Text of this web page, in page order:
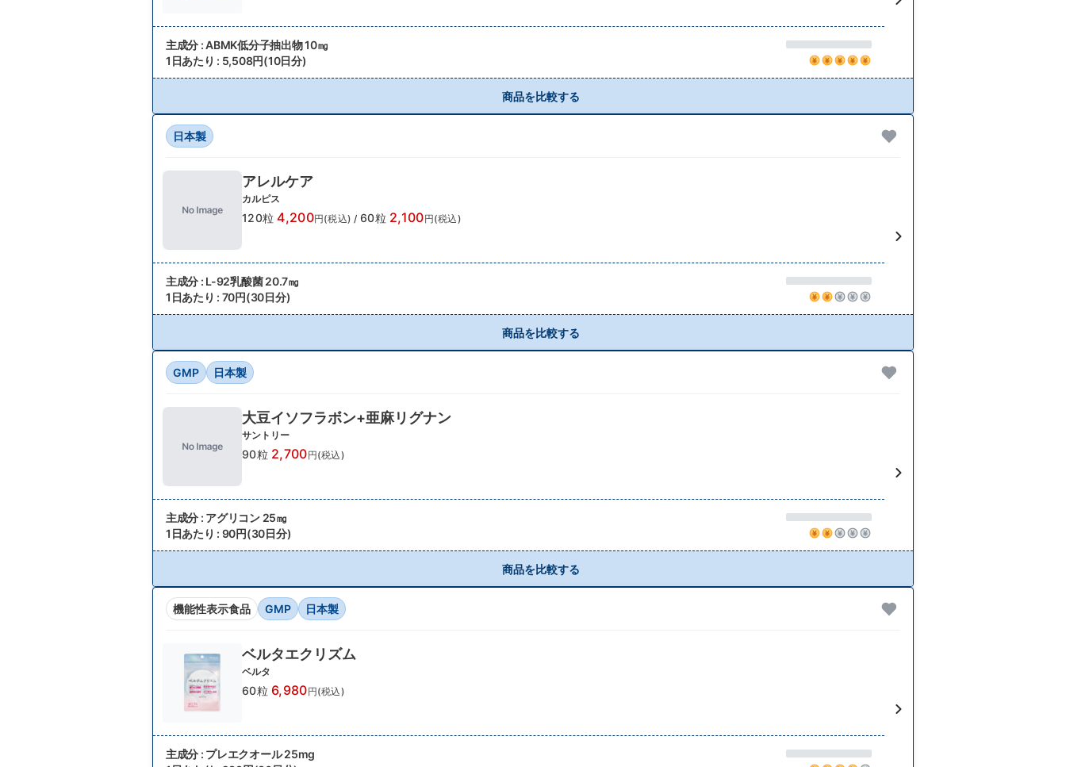
主成分 : ABMK低分子抽出物 10㎎
1日あたり : 5,508円(10日分)
商品を比較する
日本製
アレルケア
カルピス
120粒 4,200円(税込) / 60粒 2,100円(税込)
主成分 : L-92乳酸菌 20.7㎎
1日あたり : 70円(30日分)
商品を比較する
GMP 日本製
大豆イソフラボン+亜麻リグナン
サントリー
90粒 2,700円(税込)
主成分 : アグリコン 25㎎
1日あたり : 90円(30日分)
商品を比較する
機能性表示食品 GMP 日本製
ベルタエクリズム
ベルタ
60粒 6,980円(税込)
主成分 : プレエクオール 25mg